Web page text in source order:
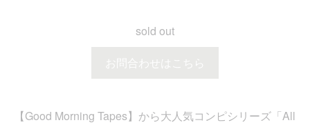
sold out
お問合わせはこちら
【Good Morning Tapes】から大人気コンピシリーズ「All